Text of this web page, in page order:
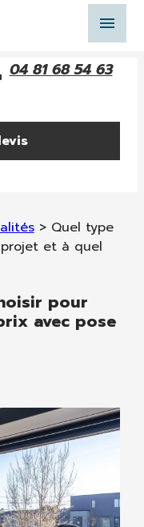
menu
04 81 68 54 63
> Quel type
et à quel
pour
avec pose